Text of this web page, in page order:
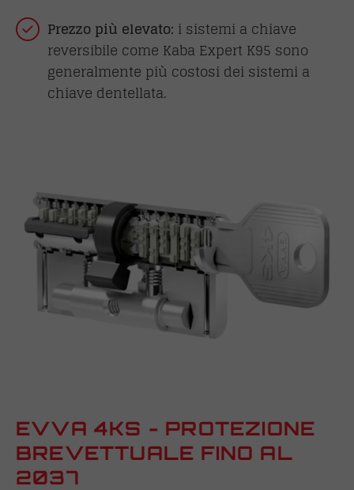
Prezzo più elevato: i sistemi a chiave
reversibile come Kaba Expert K95 sono
generalmente più costosi dei sistemi a
chiave dentellata.
EVVA 4KS - PROTEZIONE
BREVETTUALE FINO AL
2037